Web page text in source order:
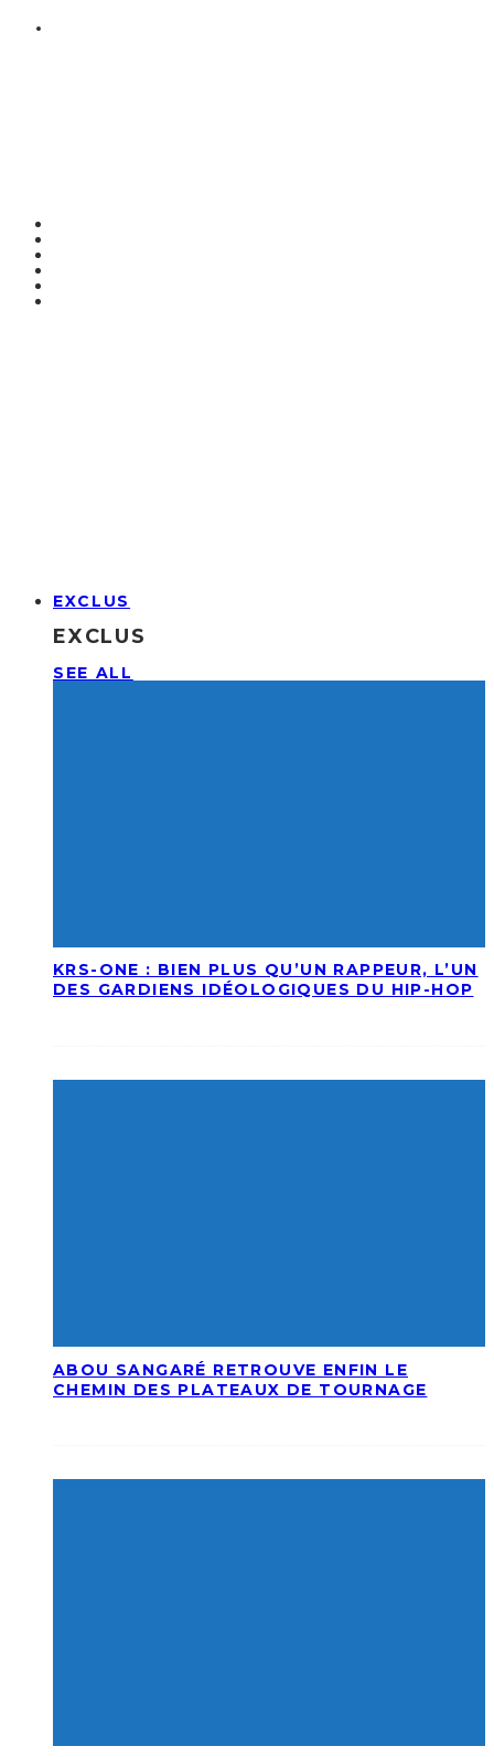
EXCLUS
EXCLUS
SEE ALL
KRS-ONE : BIEN PLUS QU’UN RAPPEUR, L’UN
DES GARDIENS IDÉOLOGIQUES DU HIP-HOP
ABOU SANGARÉ RETROUVE ENFIN LE
CHEMIN DES PLATEAUX DE TOURNAGE